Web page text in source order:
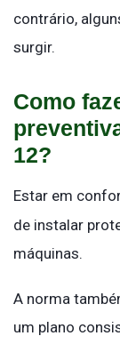
contrário,
surgir.
Como
12?
Estar em
de instalar
máquinas.
A norma
um plano